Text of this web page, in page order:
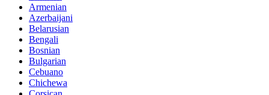
Armenian
Azerbaijani
Belarusian
Bengali
Bosnian
Bulgarian
Cebuano
Chichewa